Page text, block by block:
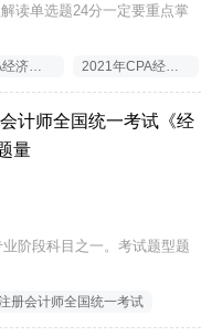
读单选题24分一定要重点掌
2021年CPA经济法课程导学
计师全国统一考试《经
量
阶段科目之一。考试题型题
册会计师全国统一考试